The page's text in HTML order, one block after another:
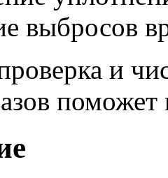
выбросов
и
поможет